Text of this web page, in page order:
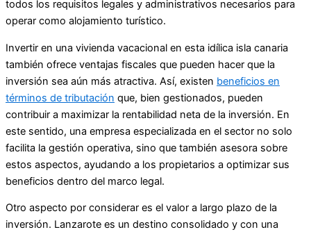
todos los requisitos legales y administrativos necesarios para
operar como alojamiento turístico.
Invertir en una vivienda vacacional en esta idílica isla canaria
también ofrece ventajas fiscales que pueden hacer que la
inversión sea aún más atractiva. Así, existen beneficios en
términos de tributación que, bien gestionados, pueden
contribuir a maximizar la rentabilidad neta de la inversión. En
este sentido, una empresa especializada en el sector no solo
facilita la gestión operativa, sino que también asesora sobre
estos aspectos, ayudando a los propietarios a optimizar sus
beneficios dentro del marco legal.
Otro aspecto por considerar es el valor a largo plazo de la
inversión. Lanzarote es un destino consolidado y con una